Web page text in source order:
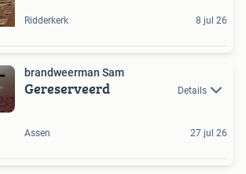
Ridderkerk 8 jul 26
brandweerman Sam
Gereserveerd Details
Assen 27 jul 26